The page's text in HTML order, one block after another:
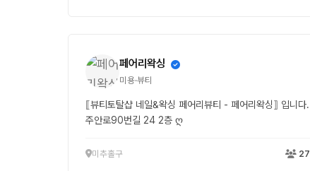
페어리왁싱
미용·뷰티
⟦뷰티토탈샵 네일&왁싱 페어리뷰티 - 페어리왁싱⟧ 입니다.
주안로90번길 24 2층 ღ
미추홀구 27